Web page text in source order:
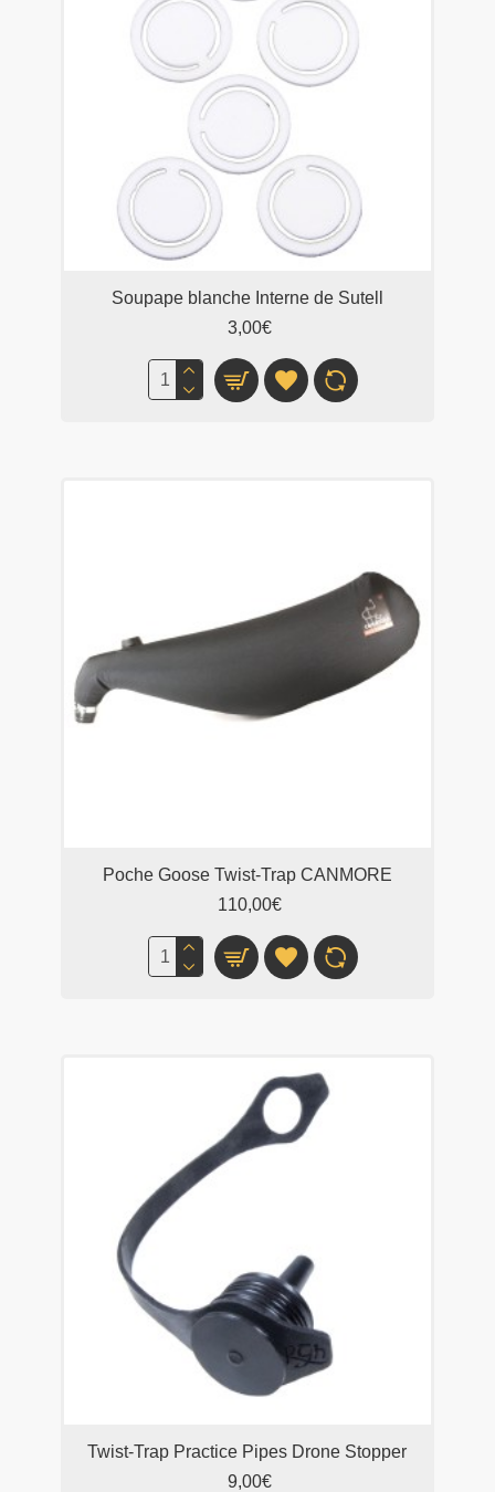
Soupape blanche Interne de Sutell
3,00€
Poche Goose Twist-Trap CANMORE
110,00€
Twist-Trap Practice Pipes Drone Stopper
9,00€